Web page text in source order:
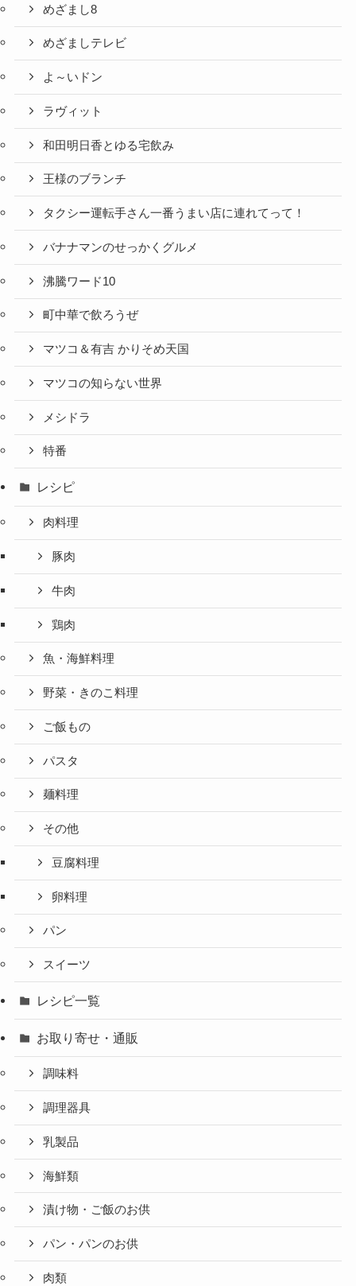
めざまし8
めざましテレビ
よ～いドン
ラヴィット
和田明日香とゆる宅飲み
王様のブランチ
タクシー運転手さん一番うまい店に連れてって！
バナナマンのせっかくグルメ
沸騰ワード10
町中華で飲ろうぜ
マツコ＆有吉 かりそめ天国
マツコの知らない世界
メシドラ
特番
レシピ
肉料理
豚肉
牛肉
鶏肉
魚・海鮮料理
野菜・きのこ料理
ご飯もの
パスタ
麺料理
その他
豆腐料理
卵料理
パン
スイーツ
レシピ一覧
お取り寄せ・通販
調味料
調理器具
乳製品
海鮮類
漬け物・ご飯のお供
パン・パンのお供
肉類